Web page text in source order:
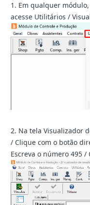
1. Em qualquer
acesse Utilitários /
2. Na tela Visualizador
/ Clique com o botão
Escreva o número 495 /